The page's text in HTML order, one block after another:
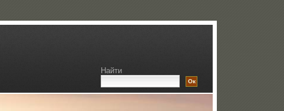
Найти